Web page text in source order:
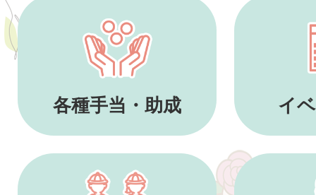
各種手当・助成 イ